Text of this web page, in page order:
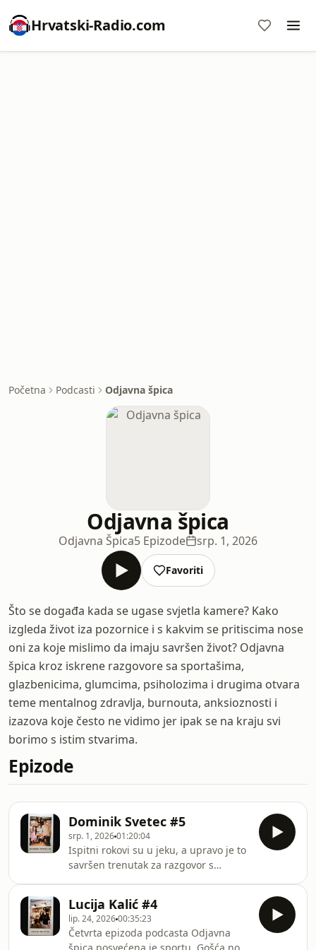
Hrvatski-Radio.com
Početna Podcasti Odjavna špica
Odjavna špica
Odjavna Špica5 Epizode srp. 1, 2026
Favoriti
Što se događa kada se ugase svjetla kamere? Kako
izgleda život iza pozornice i s kakvim se pritiscima nose
oni za koje mislimo da imaju savršen život? Odjavna
špica kroz iskrene razgovore sa sportašima,
glazbenicima, glumcima, psiholozima i drugima otvara
teme mentalnog zdravlja, burnouta, anksioznosti i
izazova koje često ne vidimo jer ipak se na kraju svi
borimo s istim stvarima.
Epizode
Dominik Svetec #5
srp. 1, 202601:20:04
Ispitni rokovi su u jeku, a upravo je to
savršen trenutak za razgovor s
studio ravno s ispita stigao je Dominik
Svetec, student psihologije. Mijenja li
jedan ispit budućnost? Zašto nam je
Lucija Kalić #4
lip. 24, 202600:35:23
Četvrta epizoda podcasta Odjavna